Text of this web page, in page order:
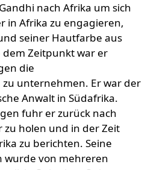
nach Afrika um sich
in Afrika zu engagieren,
seiner Hautfarbe aus
Zeitpunkt war er
die
unternehmen. Er war der
Anwalt in Südafrika.
fuhr er zurück nach
holen und in der Zeit
zu berichten. Seine
wurde von mehreren